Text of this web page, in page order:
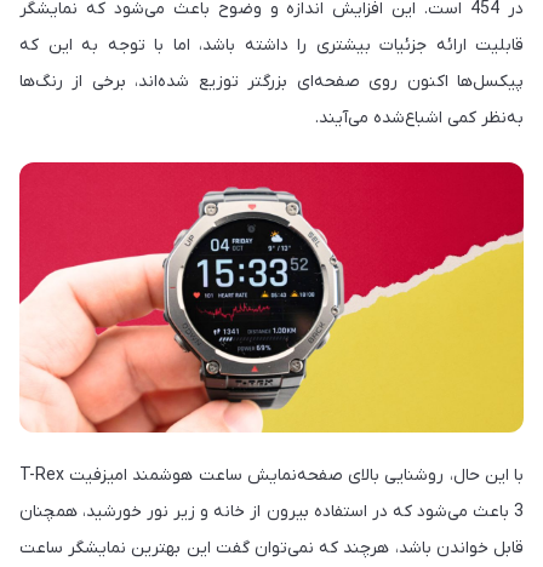
در 454 است. این افزایش اندازه و وضوح باعث می‌شود که نمایشگر
قابلیت ارائه جزئیات بیشتری را داشته باشد، اما با توجه به این که
پیکسل‌ها اکنون روی صفحه‌ای بزرگتر توزیع شده‌اند، برخی از رنگ‌ها
به‌نظر کمی اشباع‌شده می‌آیند.
با این حال، روشنایی بالای صفحه‌نمایش ساعت هوشمند امیزفیت T-Rex
3 باعث می‌شود که در استفاده بیرون از خانه و زیر نور خورشید، همچنان
قابل خواندن باشد، هرچند که نمی‌توان گفت این بهترین نمایشگر ساعت